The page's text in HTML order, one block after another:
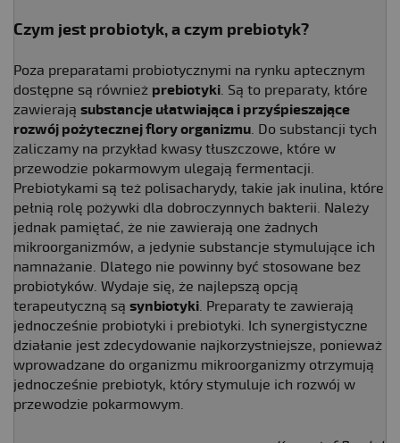
Czym jest probiotyk, a czym prebiotyk?
Poza preparatami probiotycznymi na rynku aptecznym
dostępne są również prebiotyki. Są to preparaty, które
zawierają substancje ułatwiająca i przyśpieszające
rozwój pożytecznej flory organizmu. Do substancji tych
zaliczamy na przykład kwasy tłuszczowe, które w
przewodzie pokarmowym ulegają fermentacji.
Prebiotykami są też polisacharydy, takie jak inulina, które
pełnią rolę pożywki dla dobroczynnych bakterii. Należy
jednak pamiętać, że nie zawierają one żadnych
mikroorganizmów, a jedynie substancje stymulujące ich
namnażanie. Dlatego nie powinny być stosowane bez
probiotyków. Wydaje się, że najlepszą opcją
terapeutyczną są synbiotyki. Preparaty te zawierają
jednocześnie probiotyki i prebiotyki. Ich synergistyczne
działanie jest zdecydowanie najkorzystniejsze, ponieważ
wprowadzane do organizmu mikroorganizmy otrzymują
jednocześnie prebiotyk, który stymuluje ich rozwój w
przewodzie pokarmowym.